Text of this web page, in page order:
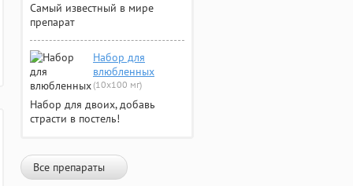
Самый известный в мире
препарат
Набор для
влюбленных
(10х100 мг)
Набор для двоих, добавь
страсти в постель!
Все препараты